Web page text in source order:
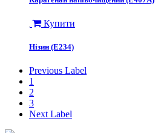
Купити
Нізин (E234)
Previous Label
1
2
3
Next Label